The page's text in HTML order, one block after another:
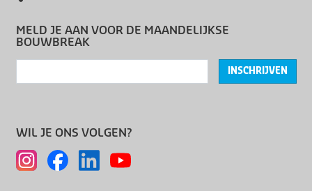
MELD JE AAN VOOR DE MAANDELIJKSE
BOUWBREAK
INSCHRIJVEN
WIL JE ONS VOLGEN?